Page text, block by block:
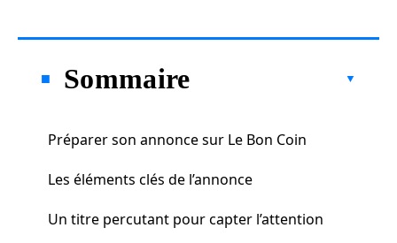
Sommaire
Préparer son annonce sur Le Bon Coin
Les éléments clés de l’annonce
Un titre percutant pour capter l’attention